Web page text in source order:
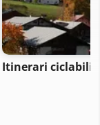
Itinerari ciclabili